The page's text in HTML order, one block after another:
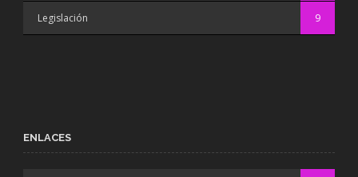
Legislación 9
ENLACES